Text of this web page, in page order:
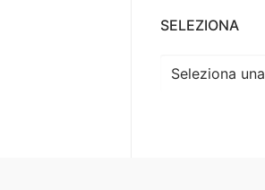
SELEZIONA
Seleziona